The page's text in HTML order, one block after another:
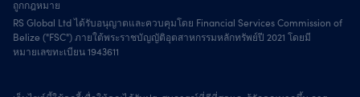
ถูกกฎหมาย
RS Global Ltd ได้รับอนุญาตและควบคุมโดย Financial Services Commission of
Belize ("FSC") ภายใต้พระราชบัญญัติอุตสาหกรรมหลักทรัพย์ปี 2021 โดยมี
หมายเลขทะเบียน 1943611